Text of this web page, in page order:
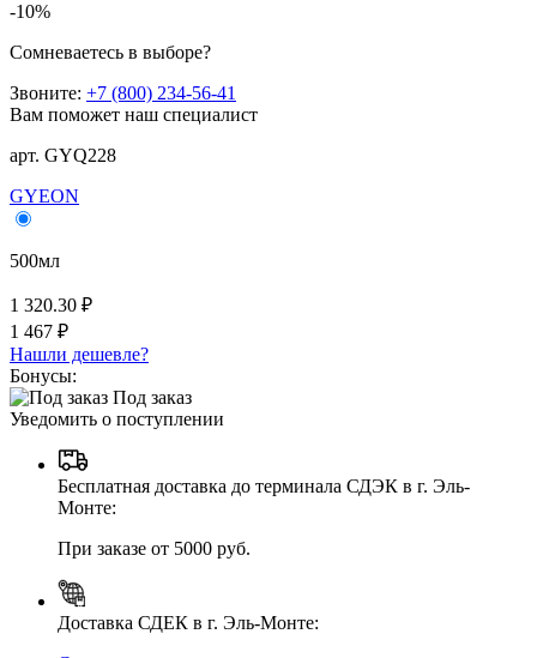
-10%
Сомневаетесь в выборе?
Звоните: +7 (800) 234-56-41
Вам поможет наш специалист
арт. GYQ228
GYEON
500мл
1 320.30 ₽
1 467 ₽
Нашли дешевле?
Бонусы:
Под заказ
Уведомить о поступлении
Бесплатная доставка до терминала СДЭК в г. Эль-
Монте:
При заказе от 5000 руб.
Доставка СДЕК в г. Эль-Монте: